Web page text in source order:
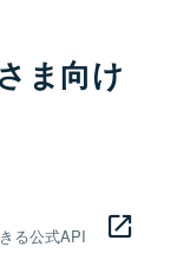
ま向け
る公式API